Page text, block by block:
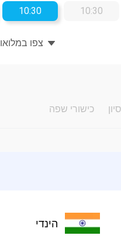
10:30
10:30
צפו במלואו
כישורי שפה
הינדי